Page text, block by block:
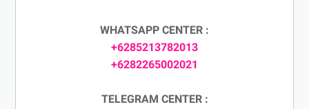
WHATSAPP CENTER :
+6285213782013
+6282265002021
TELEGRAM CENTER :